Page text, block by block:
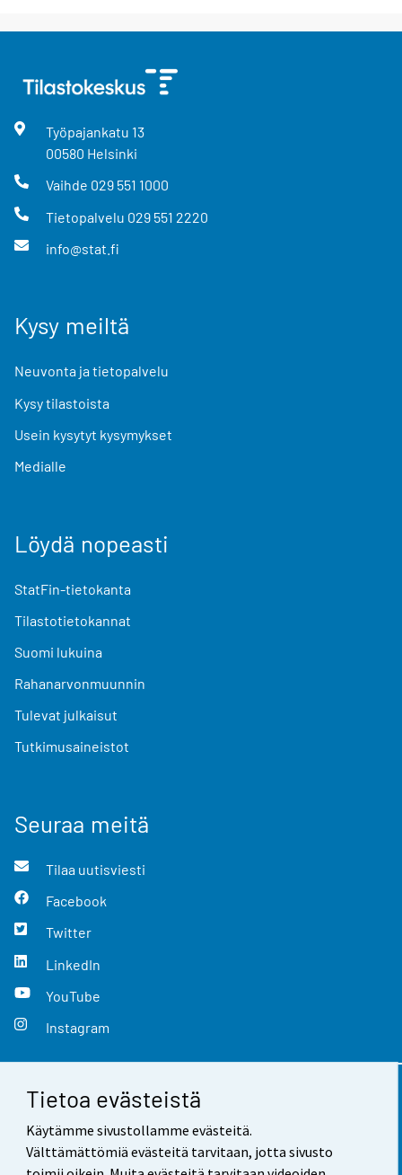
Tietoa evästeistä
Käytämme sivustollamme evästeitä.
Välttämättömiä evästeitä tarvitaan, jotta sivusto
Työpajankatu 13
00580 Helsinki
Vaihde 029 551 1000
Tietopalvelu 029 551 2220
info@stat.fi
Kysy meiltä
Neuvonta ja tietopalvelu
Kysy tilastoista
Usein kysytyt kysymykset
Medialle
Löydä nopeasti
StatFin-tietokanta
Tilastotietokannat
Suomi lukuina
Rahanarvonmuunnin
Tulevat julkaisut
Tutkimusaineistot
Seuraa meitä
Tilaa uutisviesti
Facebook
Twitter
LinkedIn
YouTube
Instagram
Yhteystiedot
Palaute